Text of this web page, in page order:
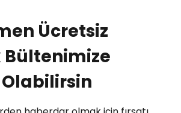
Ücretsiz
Bültenimize